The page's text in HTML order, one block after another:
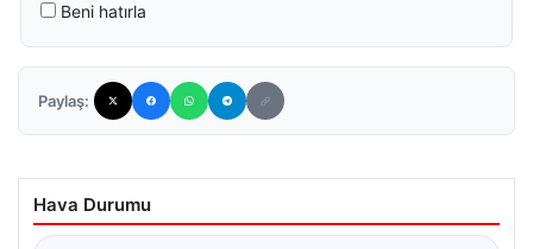
Beni hatırla
Paylaş:
Hava Durumu